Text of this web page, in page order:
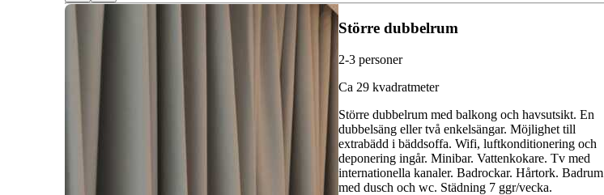
Större dubbelrum
2-3 personer
Ca 29 kvadratmeter
Större dubbelrum med balkong och havsutsikt. En
dubbelsäng eller två enkelsängar. Möjlighet till
extrabädd i bäddsoffa. Wifi, luftkonditionering och
deponering ingår. Minibar. Vattenkokare. Tv med
internationella kanaler. Badrockar. Hårtork. Badrum
med dusch och wc. Städning 7 ggr/vecka.